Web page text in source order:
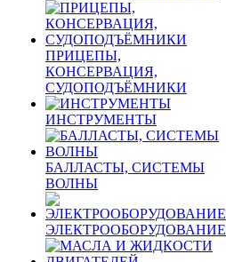
ПРИЦЕПЫ,
КОНСЕРВАЦИЯ,
СУДОПОДЪЁМНИКИ
ИНСТРУМЕНТЫ
БАЛЛАСТЫ, СИСТЕМЫ
ВОЛНЫ
ЭЛЕКТРООБОРУДОВАНИЕ